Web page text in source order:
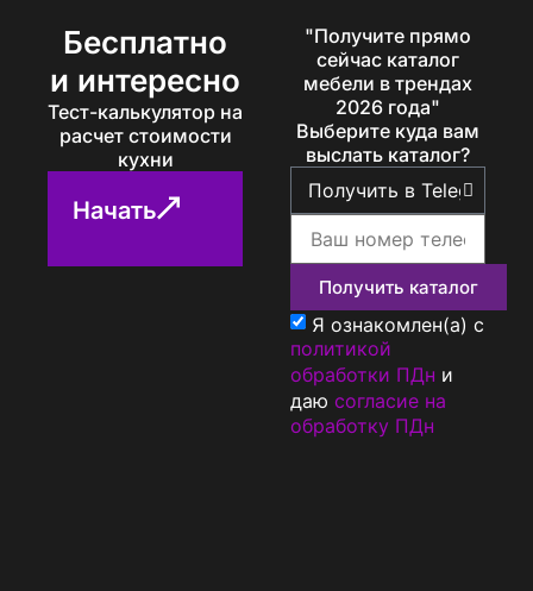
Бесплатно
и интересно
Тест-калькулятор на
расчет стоимости
кухни
Начать
"Получите прямо
сейчас каталог
мебели в трендах
2026 года"
Выберите куда вам
выслать каталог?
Получить каталог
Я ознакомлен(а) с
политикой
обработки ПДн и
даю согласие на
обработку ПДн